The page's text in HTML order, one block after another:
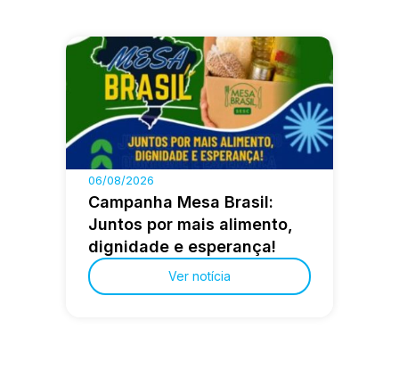
06/08/2026
Campanha Mesa Brasil:
Juntos por mais alimento,
dignidade e esperança!
Ver notícia